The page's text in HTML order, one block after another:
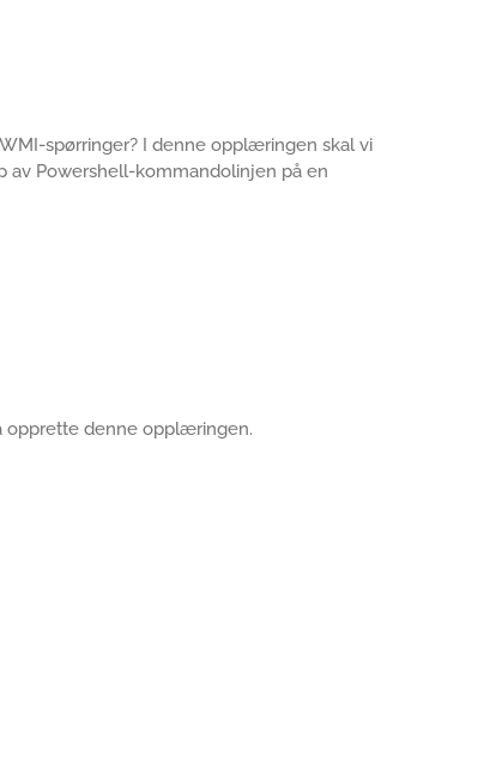
spørringer? I denne opplæringen skal vi
av Powershell-kommandolinjen på en
opprette denne opplæringen.